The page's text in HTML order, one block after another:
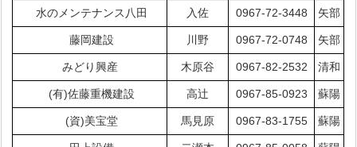
水のメンテナンス八田 入佐 0967-72-3448 矢部
藤岡建設 川野 0967-72-0748 矢部
みどり興産 木原谷 0967-82-2532 清和
(有)佐藤重機建設 高辻 0967-85-0923 蘇陽
(資)美宝堂 馬見原 0967-83-1755 蘇陽